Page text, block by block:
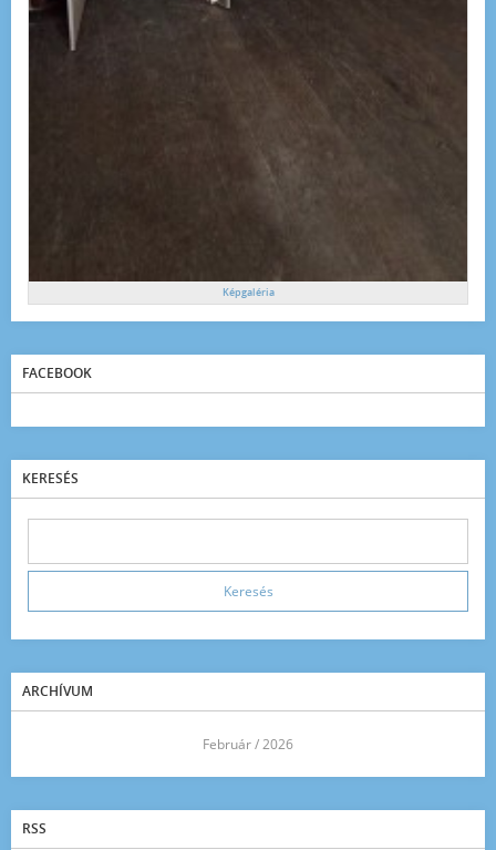
Képgaléria
FACEBOOK
KERESÉS
ARCHÍVUM
Február / 2026
RSS